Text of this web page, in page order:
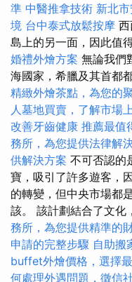
準 中醫推拿技術 新北
境 台中泰式放鬆按摩
島上的另一面，因此值
婚禮外燴方案 無論我們
海國家，希臘及其首都
精緻外燴茶點，為您的
人墓地買賣，了解市場
改善牙齒健康 推薦最值
務所，為您提供法律解
供解決方案 不可否認的
寶，吸引了許多遊客，
的轉變，但中央市場都
該。 該計劃結合了文化
務所，為您提供精準的
申請的完整步驟 自助搬
buffet外燴價格，選擇
何處理外遇問題，徵信